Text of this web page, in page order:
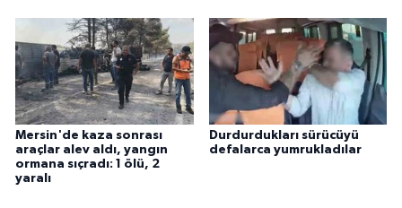
Mersin'de kaza sonrası
araçlar alev aldı, yangın
ormana sıçradı: 1 ölü, 2
yaralı
Durdurdukları sürücüyü
defalarca yumrukladılar